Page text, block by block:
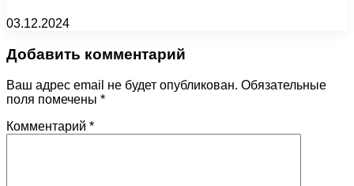
03.12.2024
Добавить комментарий
Ваш адрес email не будет опубликован. Обязательные
поля помечены *
Комментарий *